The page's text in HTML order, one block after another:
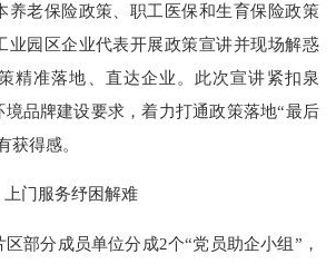
养老保险政策、职工医保和生育保险政策
业园区企业代表开展政策宣讲并现场解惑
精准落地、直达企业。此次宣讲紧扣泉
境品牌建设要求，着力打通政策落地“最后
获得感。
门服务纾困解难
分成员单位分成2个“党员助企小组”，